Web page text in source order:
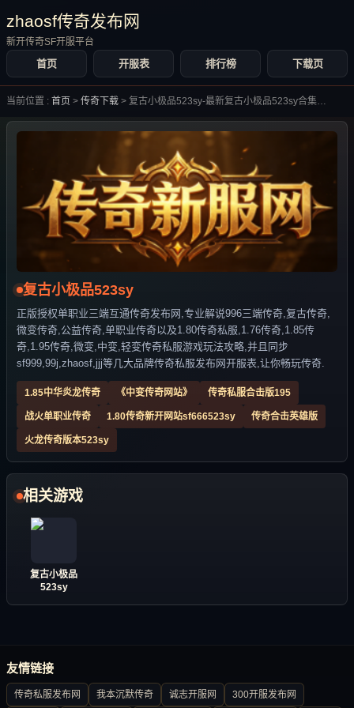
zhaosf传奇发布网
新开传奇SF开服平台
首页 开服表 排行榜 下载页
当前位置 : 首页 > 传奇下载 > 复古小极品523sy-最新复古小极品523sy合集大全-
复古小极品523sy
正版授权单职业三端互通传奇发布网,专业解说996三端传奇,复古传奇,
微变传奇,公益传奇,单职业传奇以及1.80传奇私服,1.76传奇,1.85传
奇,1.95传奇,微变,中变,轻变传奇私服游戏玩法攻略,并且同步
sf999,99j,zhaosf,jjj等几大品牌传奇私服发布网开服表,让你畅玩传奇.
1.85中华炎龙传奇 《中变传奇网站》 传奇私服合击版195
战火单职业传奇 1.80传奇新开网站sf666523sy 传奇合击英雄版
火龙传奇版本523sy
相关游戏
复古小极品
523sy
友情链接
传奇私服发布网 我本沉默传奇 诚志开服网 300开服发布网